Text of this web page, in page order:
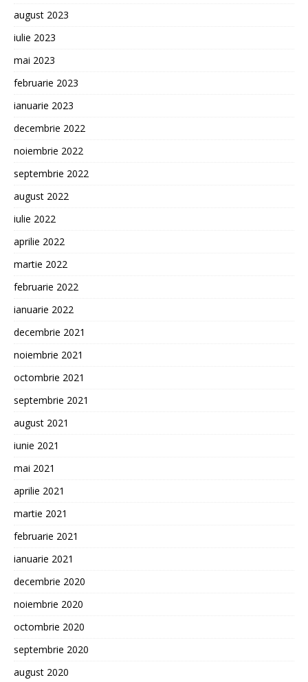
august 2023
iulie 2023
mai 2023
februarie 2023
ianuarie 2023
decembrie 2022
noiembrie 2022
septembrie 2022
august 2022
iulie 2022
aprilie 2022
martie 2022
februarie 2022
ianuarie 2022
decembrie 2021
noiembrie 2021
octombrie 2021
septembrie 2021
august 2021
iunie 2021
mai 2021
aprilie 2021
martie 2021
februarie 2021
ianuarie 2021
decembrie 2020
noiembrie 2020
octombrie 2020
septembrie 2020
august 2020